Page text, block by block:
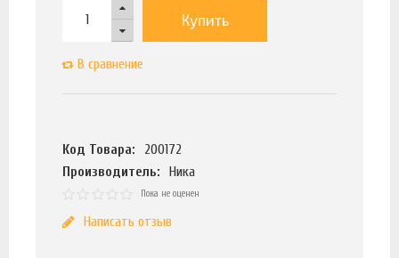
Купить
В сравнение
Код Товара:
200172
Производитель:
Ника
Пока не оценен
Написать отзыв